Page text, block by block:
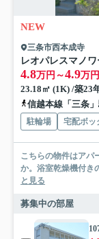
NEW
三条市西本成寺
レオパレスマノ
4.8万円～4.9万円
23.18㎡ (1K) /築23
信越本線「三条
駐輪場 宅配ボッ
こちらの物件はアパ
か。浴室乾燥機付き
と見る
募集中の部屋